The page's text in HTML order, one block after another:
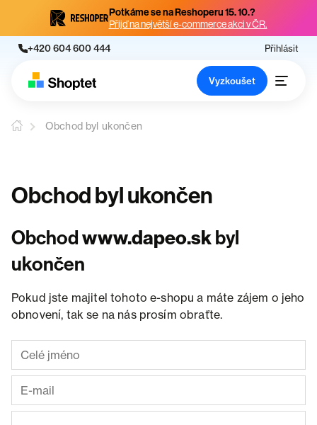
Potkáme se na Reshoperu 15. 10.?
Přijď na největší e-commerce akci v ČR.
+420 604 600 444 Přihlásit
Vyzkoušet
Obchod byl ukončen
Obchod byl ukončen
Obchodwww.dapeo.skbyl
ukončen
Pokud jste majitel tohoto e-shopu a máte zájem o jeho
obnovení, tak se na nás prosím obraťte.